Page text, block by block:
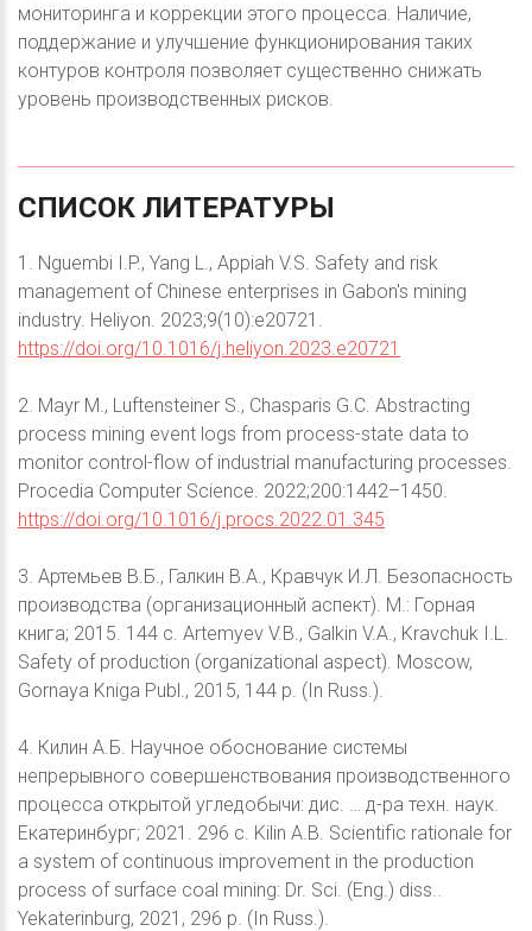
мониторинга и коррекции этого процесса. Наличие,
поддержание и улучшение функционирования таких
контуров контроля позволяет существенно снижать
уровень производственных рисков.
СПИСОК ЛИТЕРАТУРЫ
1. Nguembi I.P., Yang L., Appiah V.S. Safety and risk
management of Chinese enterprises in Gabon's mining
industry. Heliyon. 2023;9(10):e20721.
https://doi.org/10.1016/j.heliyon.2023.e20721
2. Mayr M., Luftensteiner S., Chasparis G.C. Abstracting
process mining event logs from process-state data to
monitor control-flow of industrial manufacturing processes.
Procedia Computer Science. 2022;200:1442–1450.
https://doi.org/10.1016/j.procs.2022.01.345
3. Артемьев В.Б., Галкин В.А., Кравчук И.Л. Безопасность
производства (организационный аспект). М.: Горная
книга; 2015. 144 с. Artemyev V.B., Galkin V.A., Kravchuk I.L.
Safety of production (organizational aspect). Moscow,
Gornaya Kniga Publ., 2015, 144 p. (In Russ.).
4. Килин А.Б. Научное обоснование системы
непрерывного совершенствования производственного
процесса открытой угледобычи: дис. … д-ра техн. наук.
Екатеринбург; 2021. 296 с. Kilin A.B. Scientific rationale for
a system of continuous improvement in the production
process of surface coal mining: Dr. Sci. (Eng.) diss..
Yekaterinburg, 2021, 296 p. (In Russ.).